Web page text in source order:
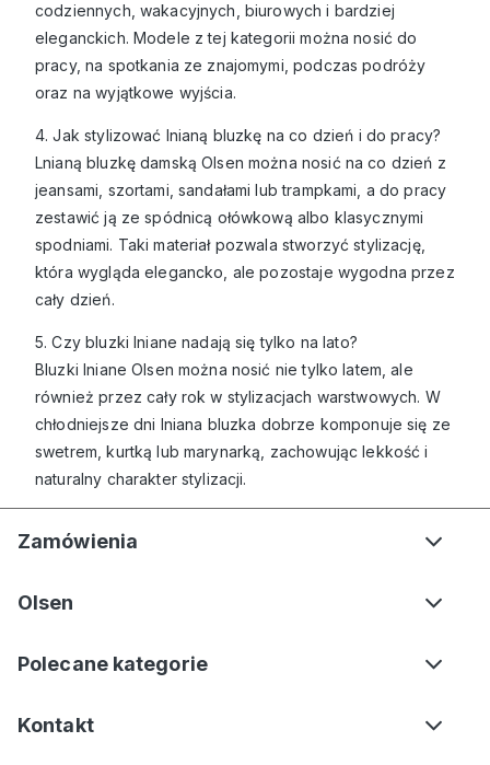
codziennych, wakacyjnych, biurowych i bardziej
eleganckich. Modele z tej kategorii można nosić do
pracy, na spotkania ze znajomymi, podczas podróży
oraz na wyjątkowe wyjścia.
4. Jak stylizować lnianą bluzkę na co dzień i do pracy?
Lnianą bluzkę damską Olsen można nosić na co dzień z
jeansami, szortami, sandałami lub trampkami, a do pracy
zestawić ją ze spódnicą ołówkową albo klasycznymi
spodniami. Taki materiał pozwala stworzyć stylizację,
która wygląda elegancko, ale pozostaje wygodna przez
cały dzień.
5. Czy bluzki lniane nadają się tylko na lato?
Bluzki lniane Olsen można nosić nie tylko latem, ale
również przez cały rok w stylizacjach warstwowych. W
chłodniejsze dni lniana bluzka dobrze komponuje się ze
swetrem, kurtką lub marynarką, zachowując lekkość i
naturalny charakter stylizacji.
Zamówienia
Olsen
Polecane kategorie
Kontakt